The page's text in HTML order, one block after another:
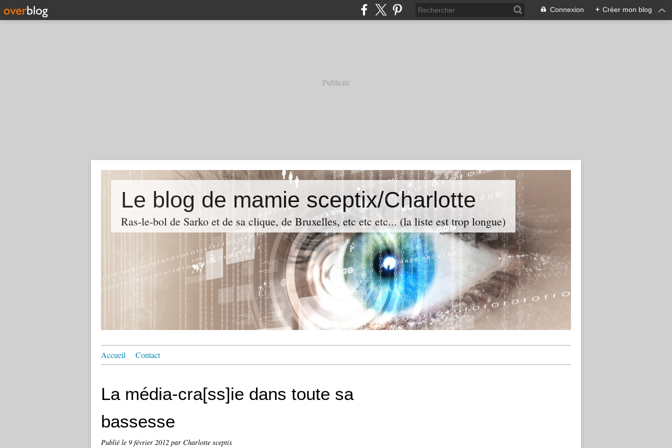
Connexion + Créer mon blog
Publicité
Le blog de mamie sceptix/Charlotte
Ras-le-bol de Sarko et de sa clique, de Bruxelles, etc etc etc... (la liste est trop longue)
Accueil Contact
La média-cra[ss]ie dans toute sa
bassesse
Publié le 9 février 2012 par Charlotte sceptix